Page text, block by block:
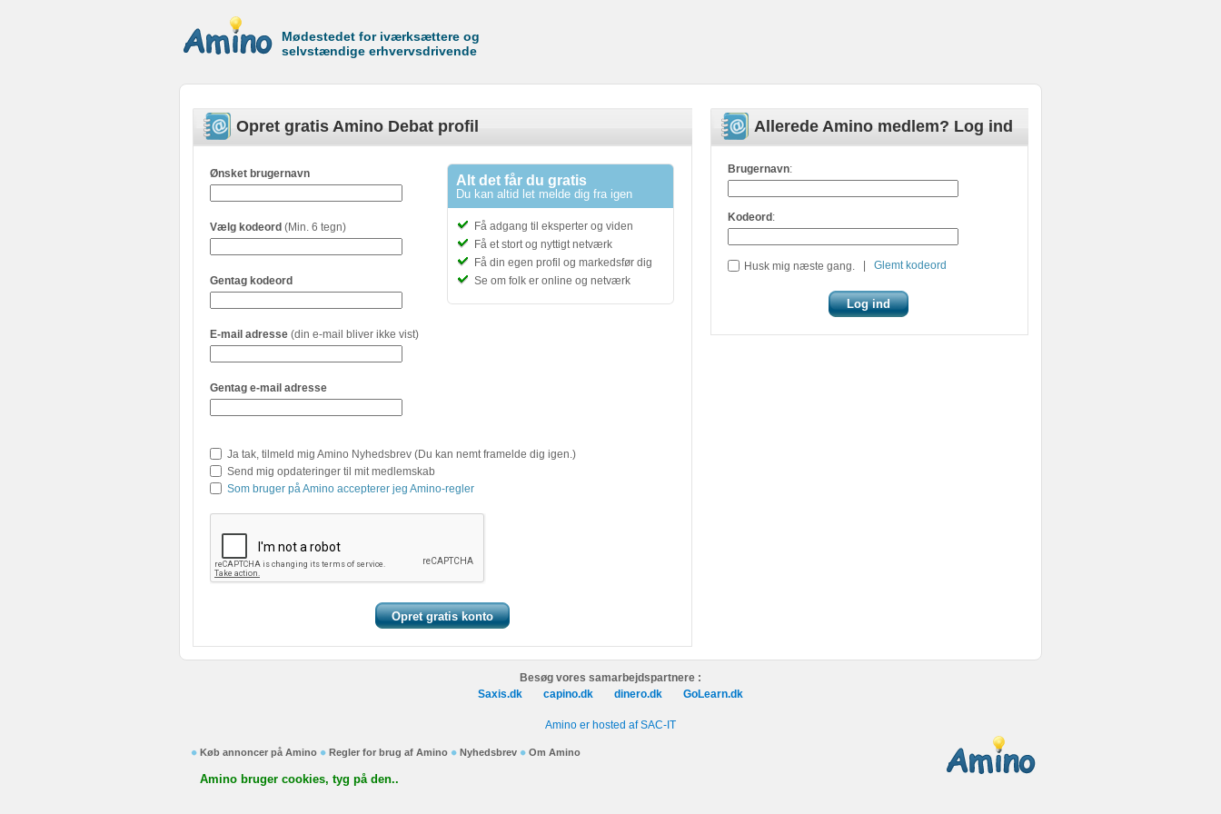
Mødestedet for iværksættere og
selvstændige erhvervsdrivende
Allerede Amino medlem? Log ind
Brugernavn:
Kodeord :
Husk mig næste gang. Glemt kodeord
Opret gratis Amino Debat profil
Alt det får du gratis
Du kan altid let melde dig fra igen
Få adgang til eksperter og viden
Få et stort og nyttigt netværk
Få din egen profil og markedsfør dig
Se om folk er online og netværk
Ønsket brugernavn
Vælg kodeord (Min. 6 tegn)
Gentag kodeord
E-mail adresse (din e-mail bliver ikke vist)
Gentag e-mail adresse
Ja tak, tilmeld mig Amino Nyhedsbrev (Du kan nemt framelde dig igen.)
Send mig opdateringer til mit medlemskab
Som bruger på Amino accepterer jeg Amino-regler
Besøg vores samarbejdspartnere :
Saxis.dk
capino.dk dinero.dk GoLearn.dk
Amino er hosted af SAC-IT
Køb annoncer på Amino Regler for brug af Amino Nyhedsbrev Om Amino
Amino bruger cookies, tyg på den..